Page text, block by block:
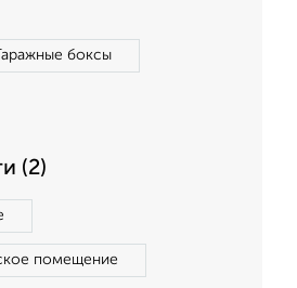
Гаражные боксы
(2)
помещение